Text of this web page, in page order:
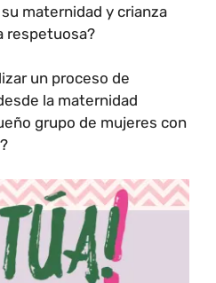
maternidad y crianza
respetuosa?
un proceso de
la maternidad
grupo de mujeres con